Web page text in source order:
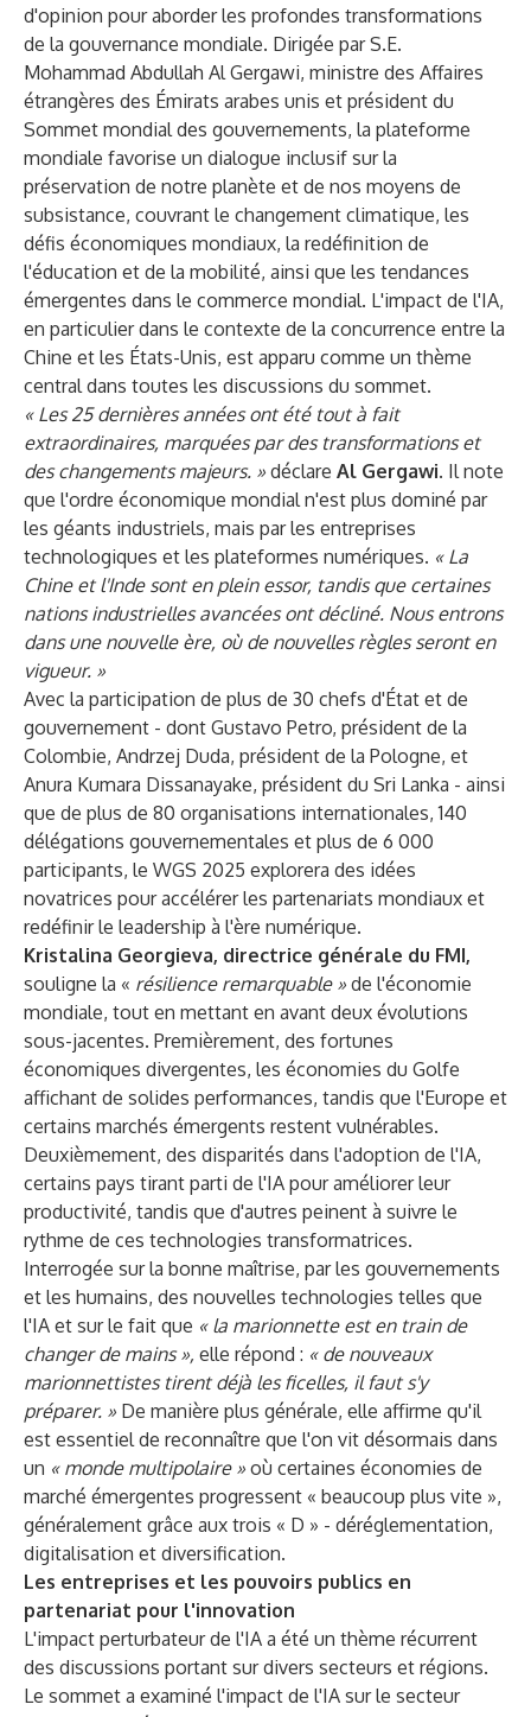
d'opinion pour aborder les profondes transformations
de la gouvernance mondiale. Dirigée par S.E.
Mohammad Abdullah Al Gergawi, ministre des Affaires
étrangères des Émirats arabes unis et président du
Sommet mondial des gouvernements, la plateforme
mondiale favorise un dialogue inclusif sur la
préservation de notre planète et de nos moyens de
subsistance, couvrant le changement climatique, les
défis économiques mondiaux, la redéfinition de
l'éducation et de la mobilité, ainsi que les tendances
émergentes dans le commerce mondial. L'impact de l'IA,
en particulier dans le contexte de la concurrence entre la
Chine et les États-Unis, est apparu comme un thème
central dans toutes les discussions du sommet.
« Les 25 dernières années ont été tout à fait
extraordinaires, marquées par des transformations et
des changements majeurs. » déclare Al Gergawi. Il note
que l'ordre économique mondial n'est plus dominé par
les géants industriels, mais par les entreprises
technologiques et les plateformes numériques. « La
Chine et l'Inde sont en plein essor, tandis que certaines
nations industrielles avancées ont décliné. Nous entrons
dans une nouvelle ère, où de nouvelles règles seront en
vigueur. »
Avec la participation de plus de 30 chefs d'État et de
gouvernement - dont Gustavo Petro, président de la
Colombie, Andrzej Duda, président de la Pologne, et
Anura Kumara Dissanayake, président du Sri Lanka - ainsi
que de plus de 80 organisations internationales, 140
délégations gouvernementales et plus de 6 000
participants, le WGS 2025 explorera des idées
novatrices pour accélérer les partenariats mondiaux et
redéfinir le leadership à l'ère numérique.
Kristalina Georgieva, directrice générale du FMI,
souligne la « résilience remarquable » de l'économie
mondiale, tout en mettant en avant deux évolutions
sous-jacentes. Premièrement, des fortunes
économiques divergentes, les économies du Golfe
affichant de solides performances, tandis que l'Europe et
certains marchés émergents restent vulnérables.
Deuxièmement, des disparités dans l'adoption de l'IA,
certains pays tirant parti de l'IA pour améliorer leur
productivité, tandis que d'autres peinent à suivre le
rythme de ces technologies transformatrices.
Interrogée sur la bonne maîtrise, par les gouvernements
et les humains, des nouvelles technologies telles que
l'IA et sur le fait que « la marionnette est en train de
changer de mains », elle répond : « de nouveaux
marionnettistes tirent déjà les ficelles, il faut s'y
préparer. » De manière plus générale, elle affirme qu'il
est essentiel de reconnaître que l'on vit désormais dans
un « monde multipolaire » où certaines économies de
marché émergentes progressent « beaucoup plus vite »,
généralement grâce aux trois « D » - déréglementation,
digitalisation et diversification.
Les entreprises et les pouvoirs publics en
partenariat pour l'innovation
L'impact perturbateur de l'IA a été un thème récurrent
des discussions portant sur divers secteurs et régions.
Le sommet a examiné l'impact de l'IA sur le secteur